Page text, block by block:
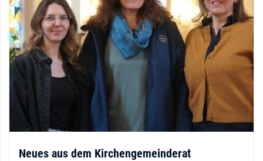
Neues aus dem Kirchengemeinderat